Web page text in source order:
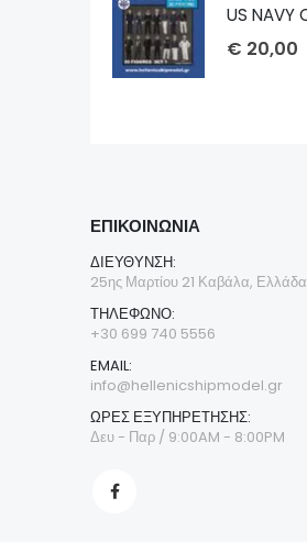
€ 20,00
ΕΠΙΚΟΙΝΩΝΊΑ
ΔΙΕΎΘΥΝΣΗ:
25ης Μαρτίου 21 Καβάλα, Ελλάδα
ΤΗΛΈΦΩΝΟ:
+30 699 740 5556
EMAIL:
info@hellenicshipmodel.gr
ΩΡΕΣ ΕΞΥΠΗΡΕΤΗΣΗΣ:
Δευ - Παρ / 9:00AM - 8:00PM